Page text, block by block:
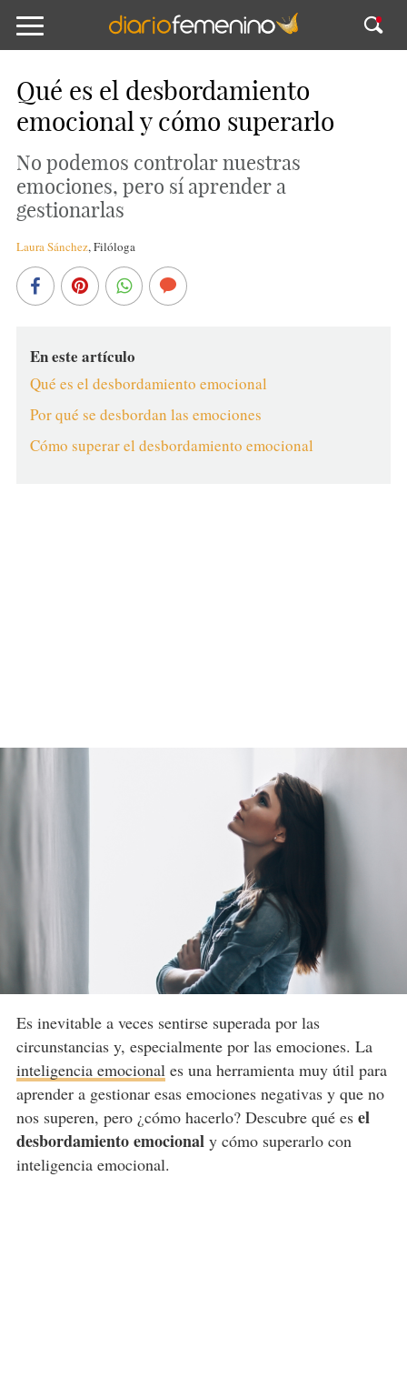
Qué es el desbordamiento
emocional y cómo superarlo
No podemos controlar nuestras
emociones, pero sí aprender a
gestionarlas
Laura Sánchez,Filóloga
En este artículo
Qué es el desbordamiento emocional
Por qué se desbordan las emociones
Cómo superar el desbordamiento emocional
Es inevitable a veces sentirse superada por las
circunstancias y, especialmente por las emociones. La
inteligencia emocionales una herramienta muy útil para
aprender a gestionar esas emociones negativas y que no
nos superen, pero ¿cómo hacerlo? Descubre qué es el
desbordamiento emocionaly cómo superarlo con
inteligencia emocional.